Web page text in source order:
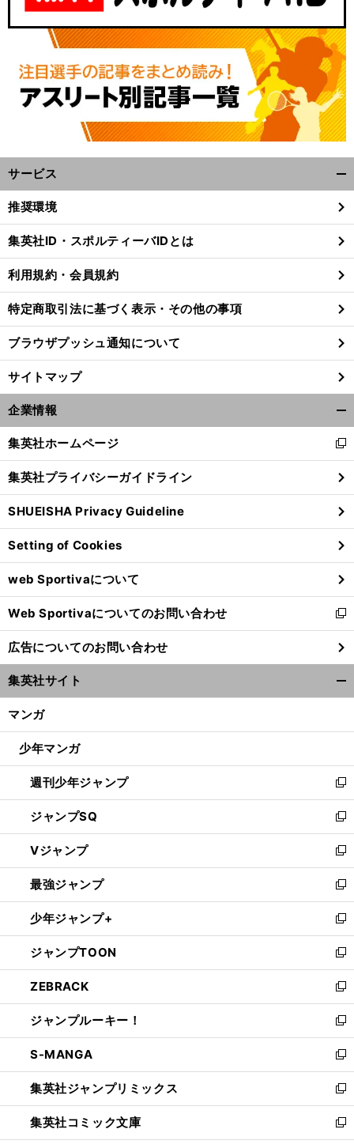
サービス
閉
る
推奨環境
集英社ID・スポルティーバIDとは
利用規約・会員規約
特定商取引法に基づく表示・その他の事項
ブラウザプッシュ通知について
サイトマップ
企業情報
閉
る
集英社ホームページ
新
し
い
ウ
ィ
ン
ド
ウ
で
開
く
集英社プライバシーガイドライン
SHUEISHA Privacy Guideline
Setting of Cookies
web Sportivaについて
Web Sportivaについてのお問い合わせ
新
し
い
ウ
ィ
ン
ウ
開
く
広告についてのお問い合わせ
集英社サイト
マンガ
少年マンガ
週刊少年ジャンプ
新
し
い
ウ
ィ
ン
ド
ウ
で
開
く
ジャンプSQ
新
し
い
ウ
ィ
ン
ド
ウ
で
開
く
Vジャンプ
新
し
い
ウ
ィ
ン
ド
ウ
で
開
く
最強ジャンプ
新
し
い
ウ
ィ
ン
ド
ウ
で
開
く
少年ジャンプ+
新
し
い
ウ
ィ
ン
ド
ウ
で
開
く
ジャンプTOON
新
し
い
ウ
ィ
ン
ド
ウ
で
開
く
ZEBRACK
新
し
い
ウ
ィ
ン
ド
ウ
で
開
ジャンプルーキー！
新
し
い
ウ
ィ
ン
ド
ウ
S-MANGA
新
し
い
ウ
ィ
ン
集英社ジャンプリミックス
新
し
い
ウ
集英社コミック文庫
新
し